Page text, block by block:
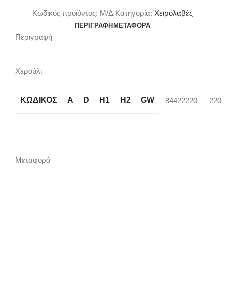
Κωδικός προϊόντος: Μ/Δ Κατηγορία: Χειρολαβές
ΠΕΡΙΓΡΑΦΉ ΜΕΤΑΦΟΡΆ
Περιγραφή
Χερούλι
ΚΩΔΙΚΟΣ A D H1 H2 GW 84422220 220
Μεταφορά